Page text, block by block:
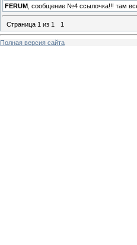
FERUM
, сообщение №4 ссылочка!!! там
Страница 1 из 1 1
Полная версия сайта